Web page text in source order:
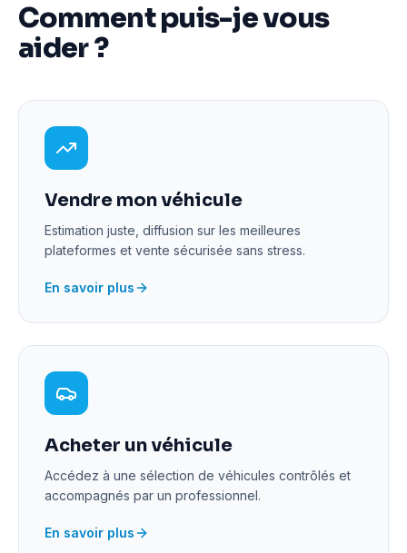
Comment puis-je vous
aider ?
Vendre mon véhicule
Estimation juste, diffusion sur les meilleures
plateformes et vente sécurisée sans stress.
En savoir plus
Acheter un véhicule
Accédez à une sélection de véhicules contrôlés et
accompagnés par un professionnel.
En savoir plus